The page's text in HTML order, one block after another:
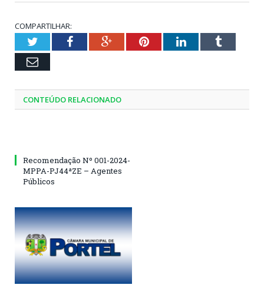
COMPARTILHAR:
TwitterFacebookGoogle+PinterestLinkedInTumblr
Email
CONTEÚDO RELACIONADO
Recomendação Nº 001-2024-
MPPA-PJ44ªZE – Agentes
Públicos